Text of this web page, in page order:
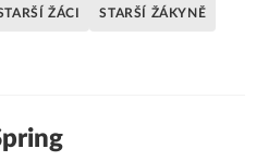
ŽÁCI STARŠÍ ŽÁKYNĚ